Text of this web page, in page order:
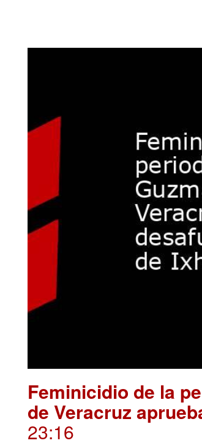
Feminicidio de la
de Veracruz
23:16